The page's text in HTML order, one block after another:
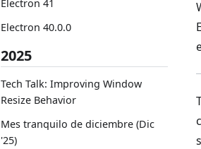
Electron 41
Electron 40.0.0
2025
Tech Talk: Improving Window
Resize Behavior
Mes tranquilo de diciembre (Dic
'25)